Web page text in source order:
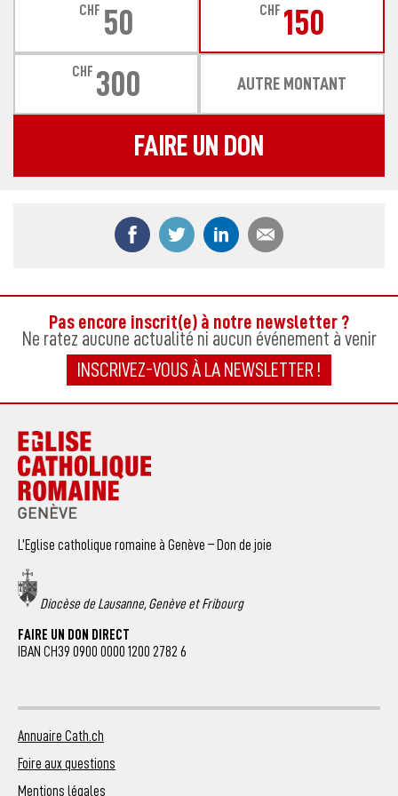
CHF 50 CHF 150
CHF 300 AUTRE MONTANT
FAIRE UN DON
Partager ce contenu sur Facebook
Partager ce contenu sur Twitter
Partager ce contenu
Pas encore inscrit(e) à notre newsletter ?
Ne ratez aucune actualité ni aucun événement à venir
INSCRIVEZ-VOUS À LA NEWSLETTER !
L’Eglise catholique romaine à Genève – Don de joie
Diocèse de Lausanne, Genève et Fribourg
FAIRE UN DON DIRECT
IBAN CH39 0900 0000 1200 2782 6
Annuaire Cath.ch
Foire aux questions
Mentions légales